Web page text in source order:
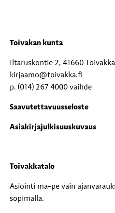
Toivakan kunta
Iltaruskontie 2, 41660 Toivakka
kirjaamo@toivakka.fi
p. (014) 267 4000 vaihde
Saavutettavuusseloste
Asiakirjajulkisuuskuvaus
Toivakkatalo
Asiointi ma-pe vain
sopimalla.